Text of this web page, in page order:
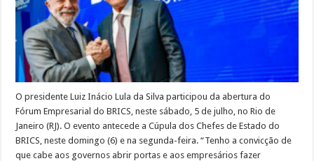
O presidente Luiz Inácio Lula da Silva participou da abertura do
Fórum Empresarial do BRICS, neste sábado, 5 de julho, no Rio de
Janeiro (RJ). O evento antecede a Cúpula dos Chefes de Estado do
BRICS, neste domingo (6) e na segunda-feira. “Tenho a convicção de
que cabe aos governos abrir portas e aos empresários fazer